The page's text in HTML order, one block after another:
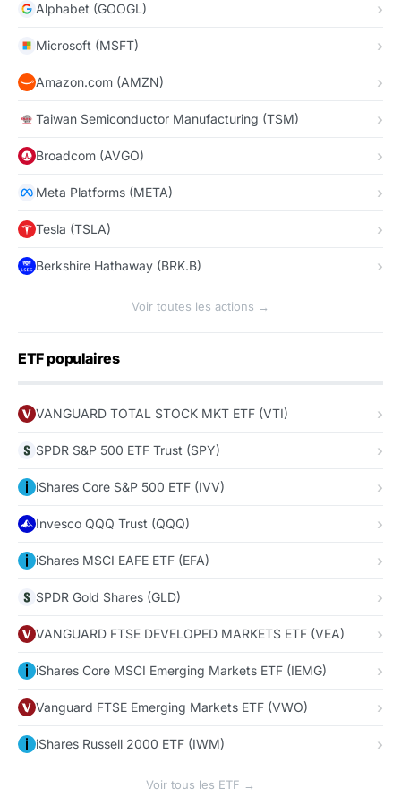
Alphabet (GOOGL)
Microsoft (MSFT)
Amazon.com (AMZN)
Taiwan Semiconductor Manufacturing (TSM)
Broadcom (AVGO)
Meta Platforms (META)
Tesla (TSLA)
Berkshire Hathaway (BRK.B)
Voir toutes les actions →
ETF populaires
VANGUARD TOTAL STOCK MKT ETF (VTI)
SPDR S&P 500 ETF Trust (SPY)
iShares Core S&P 500 ETF (IVV)
Invesco QQQ Trust (QQQ)
iShares MSCI EAFE ETF (EFA)
SPDR Gold Shares (GLD)
VANGUARD FTSE DEVELOPED MARKETS ETF (VEA)
iShares Core MSCI Emerging Markets ETF (IEMG)
Vanguard FTSE Emerging Markets ETF (VWO)
iShares Russell 2000 ETF (IWM)
Voir tous les ETF →